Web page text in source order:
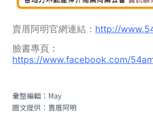
賣厝阿明官網連結： http://
臉書專頁：
https://www.facebook.com/
彙整編輯：May
圖文提供：賣厝阿明